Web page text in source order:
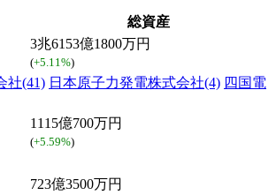
総資産
3兆6153億1800万円
(+5.11%)
社(41) 日本原子力発電株式会社(4) 四国電
1115億700万円
(+5.59%)
723億3500万円